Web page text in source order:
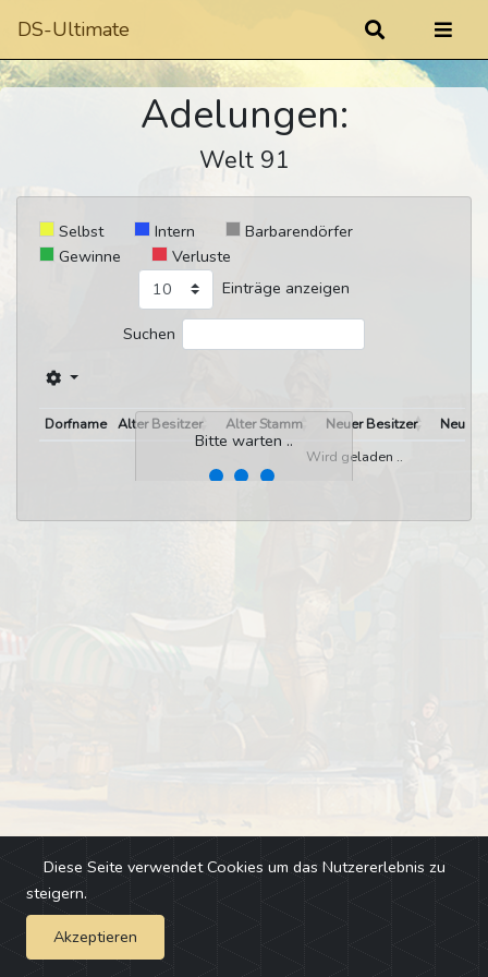
DS-Ultimate
Adelungen:
Welt 91
Selbst Intern
Barbarendörfer
Gewinne
Verluste
Einträge anzeigen
Suchen
Bitte warten ..
Dorfname Alter Besitzer Alter Stamm Neuer Besitzer
Neuer
Wird geladen ..
Impressum - Changelog
Diese Seite verwendet Cookies um das Nutzererlebnis zu
steigern.
Akzeptieren